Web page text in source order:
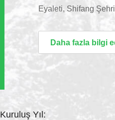
Eyaleti, Shifang
Daha fazla bilgi
Kuruluş Yıl: